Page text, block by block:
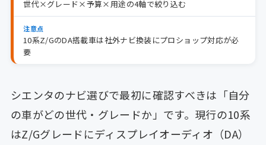
世代×グレード×予算×用途の4軸で絞り込む
注意点
10系Z/GのDA搭載車は社外ナビ換装にプロショップ対応が必
要
シエンタのナビ選びで最初に確認すべきは「自分
の車がどの世代・グレードか」です。現行の10系
はZ/Gグレードにディスプレイオーディオ（DA）